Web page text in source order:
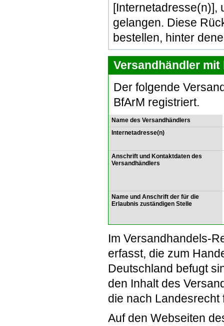
[Internetadresse(n)],
gelangen. Diese
bestellen, hinter
Versandhändler
Der folgende
BfArM registriert.
Name des Versandhändlers
Internetadresse(n)
Anschrift und Kontaktdaten des
Versandhändlers
Name und Anschrift der für die
Erlaubnis zuständigen Stelle
Im Versandhandels-
erfasst, die zum
Deutschland befugt
den Inhalt des
die nach Landesrecht
Auf den Webseiten